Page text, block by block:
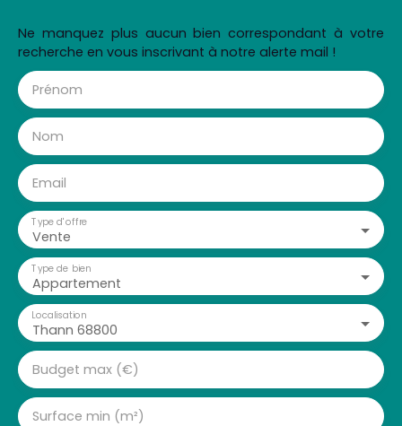
Ne manquez plus aucun bien correspondant à votre
recherche en vous inscrivant à notre alerte mail !
Prénom
Nom
Email
Vente
Type d'offre
Appartement
Type de bien
Thann 68800
Localisation
Budget max (€)
Surface min (m²)